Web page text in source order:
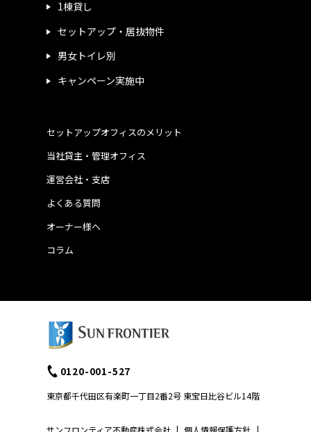
1棟貸し
セットアップ・居抜物件
男女トイレ別
キャンペーン実施中
運営会社・支店
よくある質問
当社貸主・管理オフィス
オーナー様へ
コラム
セットアップオフィスのメリット
0120-001-527
東京都千代田区有楽町一丁目2番2号 東宝日比谷ビル14階